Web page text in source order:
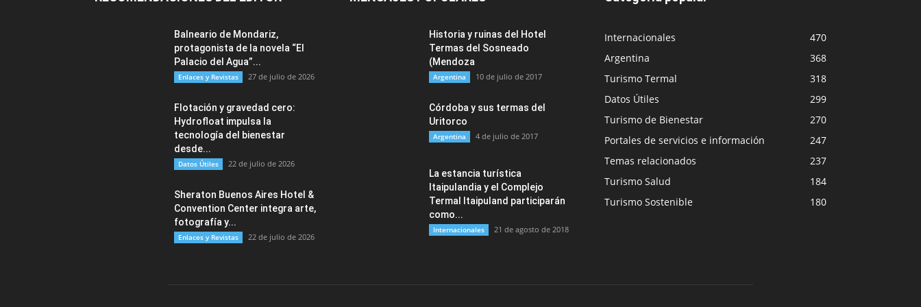
Balneario de Mondariz,
protagonista de la novela “El
Palacio del Agua”...
Enlaces y Revistas 27 de julio de 2026
Flotación y gravedad cero:
Hydrofloat impulsa la
tecnología del bienestar
desde...
Datos Útiles 22 de julio de 2026
Sheraton Buenos Aires Hotel &
Convention Center integra arte,
fotografía y...
Enlaces y Revistas 22 de julio de 2026
Historia y ruinas del Hotel
Termas del Sosneado
(Mendoza
Argentina 10 de julio de 2017
Córdoba y sus termas del
Uritorco
Argentina 4 de julio de 2017
La estancia turística
Itaipulandia y el Complejo
Termal Itaipuland participarán
como...
Internacionales 21 de agosto de 2018
Internacionales
470
Argentina
368
Turismo Termal
318
Datos Útiles
299
Turismo de Bienestar
270
Portales de servicios e información
247
Temas relacionados
237
Turismo Salud
184
Turismo Sostenible
180